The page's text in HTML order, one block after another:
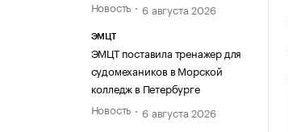
Новость
6 августа 2026
ЭМЦТ
ЭМЦТ поставила тренажер для
судомехаников в Морской
колледж в Петербурге
Новость
6 августа 2026